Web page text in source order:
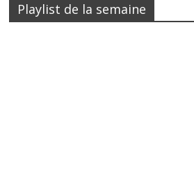
Playlist de la semaine